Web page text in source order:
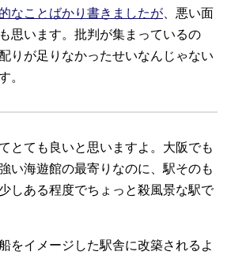
なことばかり書きましたが、悪い面
思います。批判が集まっているの
りが足りなかったせいなんじゃない
。
とても良いと思いますよ。大阪でも
い海遊館の最寄りなのに、駅そのも
しある程度でちょっと殺風景な駅で
をイメージした駅舎に改築されるよ